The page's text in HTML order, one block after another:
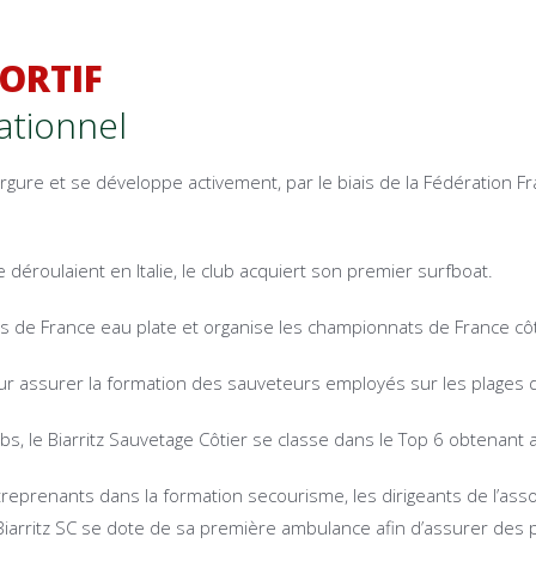
et se développe activement, par le biais de la Fédération
en Italie, le club acquiert son premier surfboat.
France eau plate et organise les championnats de France
assurer la formation des sauveteurs employés sur les plages
le Biarritz Sauvetage Côtier se classe dans le Top 6 obtenant
dans la formation secourisme, les dirigeants de
SC se dote de sa première ambulance afin d’assurer